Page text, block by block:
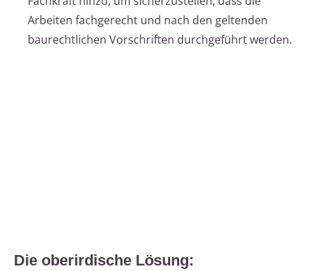
Arbeiten fachgerecht und nach den geltenden
baurechtlichen Vorschriften durchgeführt werden.
Die oberirdische Lösung: